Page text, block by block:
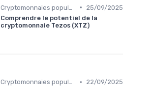
•
25/09/2025
Comprendre le potentiel de la
cryptomonnaie Tezos (XTZ)
Cryptomonnaies populaires •
22/09/2025